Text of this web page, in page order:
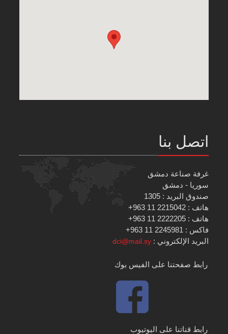
اتصل بنا
غرفة صناعة دمشق
سوريا - دمشق
صندوق البريد : 1305
هاتف : 2215042 11 963+
هاتف : 2222205 11 963+
فاكس : 2245981 11 963+
البريد الإلكتروني :dci@mail.sy
رابط صفحتنا على الفيس بوك
رابط قناتنا على اليوتيوب